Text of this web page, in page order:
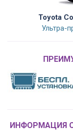
Toyota
Ультра-
ИНФОРМАЦИЯ